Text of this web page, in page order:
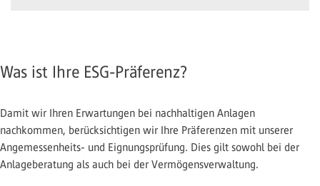
Was ist Ihre ESG-Präferenz?
Damit wir Ihren Erwartungen bei nachhaltigen Anlagen
nachkommen, berücksichtigen wir Ihre Präferenzen mit unserer
Angemessenheits- und Eignungsprüfung. Dies gilt sowohl bei der
Anlageberatung als auch bei der Vermögensverwaltung.